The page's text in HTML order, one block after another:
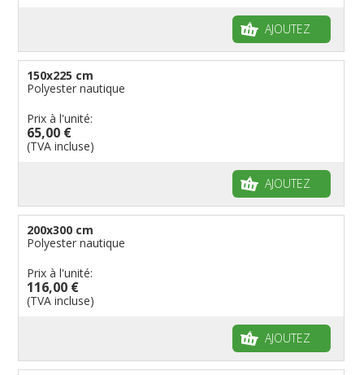
AJOUTEZ
150x225 cm
Polyester nautique
Prix à l'unité:
65,00 €
(TVA incluse)
AJOUTEZ
200x300 cm
Polyester nautique
Prix à l'unité:
116,00 €
(TVA incluse)
AJOUTEZ